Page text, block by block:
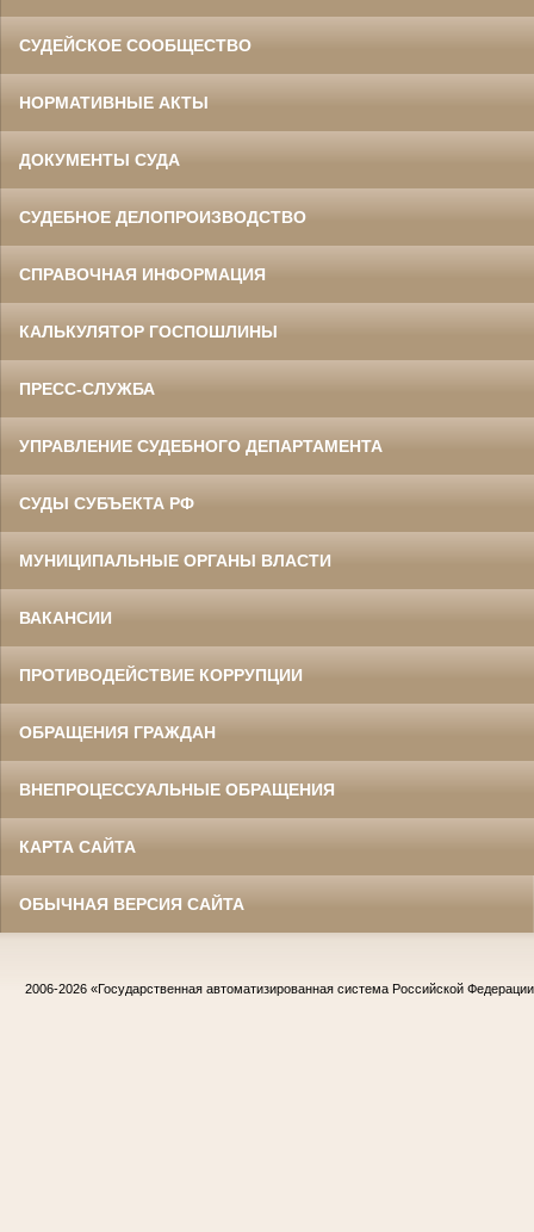
СУДЕЙСКОЕ СООБЩЕСТВО
НОРМАТИВНЫЕ АКТЫ
ДОКУМЕНТЫ СУДА
СУДЕБНОЕ ДЕЛОПРОИЗВОДСТВО
СПРАВОЧНАЯ ИНФОРМАЦИЯ
КАЛЬКУЛЯТОР ГОСПОШЛИНЫ
ПРЕСС-СЛУЖБА
УПРАВЛЕНИЕ СУДЕБНОГО ДЕПАРТАМЕНТА
СУДЫ СУБЪЕКТА РФ
МУНИЦИПАЛЬНЫЕ ОРГАНЫ ВЛАСТИ
ВАКАНСИИ
ПРОТИВОДЕЙСТВИЕ КОРРУПЦИИ
ОБРАЩЕНИЯ ГРАЖДАН
ВНЕПРОЦЕССУАЛЬНЫЕ ОБРАЩЕНИЯ
КАРТА САЙТА
ОБЫЧНАЯ ВЕРСИЯ САЙТА
2006-2026 «Государственная автоматизированная система Российской